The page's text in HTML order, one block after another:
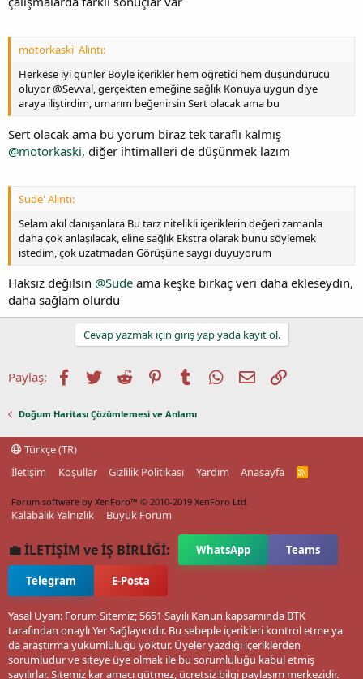
motorkaski' Alıntı:
Herkese iyi günler Böyle içerikler hem öğretici hem düşündürücü
oluyor @Sevval, gerçekten emeğine sağlık Konuya uygun diye
araya iliştirdim, umarım beğenirsin Sert olacak ama bu
Sert olacak ama bu yorum biraz tek taraflı kalmış
@motorkaski, diğer ihtimalleri de düşünmek lazım
Sude' Alıntı:
Selam akıl danışanlara Bu tarz nitelikli içeriklerin değeri zamanla
daha çok anlaşılacak, eline sağlık Ekstra olarak bunu söylemek
istedim, çok uzatmadan Görüşüne saygı duyuyorum
Haksız değilsin @Sude ama keşke birkaç veri daha ekleseydin,
daha sağlam olurdu
Cevap yazmak için giriş yap yada kayıt ol.
Paylaş: Facebook
TwitterReddit PinterestTumblrWhatsApp
E-postaLink
Doğum Haritası Çözümlemesi ve Anlamı
Türkçe (TR)
İletişim
Koşullar Gizlilik Politikası Yardım Anasayfa
R
Forum software by XenForo™ © 2010-2019 XenForo Ltd.
Kalabalık Yalnızlık Büyük Forum
💼 İLETİŞİM ve İŞ BİRLİĞİ: WhatsApp Teams
Telegram E-Posta
Yasal Uyarı: Forum Sitemiz; 5651 Sayılı Kanun kapsamında BTK
tarafından onaylı Yer Sağlayıcı'dır. Bu sebeple içerikleri kontrol etme ya
da araştırma yükümlülüğü yoktur. Üyeler yazdığı içeriklerden
sorumludur ve siteye üye olmak ile bu sorumluluğu kabul etmiş
sayılırlar. Sitemiz kar amacı gütmez, ücretsiz bilgi paylaşım merkezidir.